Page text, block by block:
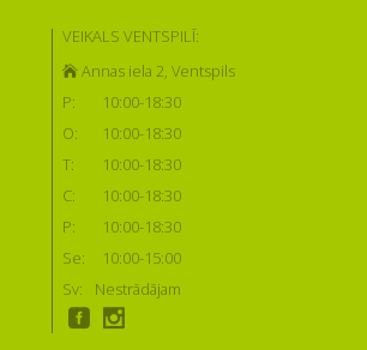
VEIKALS VENTSPILĪ:
Annas iela 2, Ventspils
P:
10:00-18:30
O:
10:00-18:30
T:
10:00-18:30
C:
10:00-18:30
P:
10:00-18:30
Se:
10:00-15:00
Sv:
Nestrādājam